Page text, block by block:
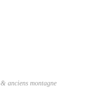
anciens montagne